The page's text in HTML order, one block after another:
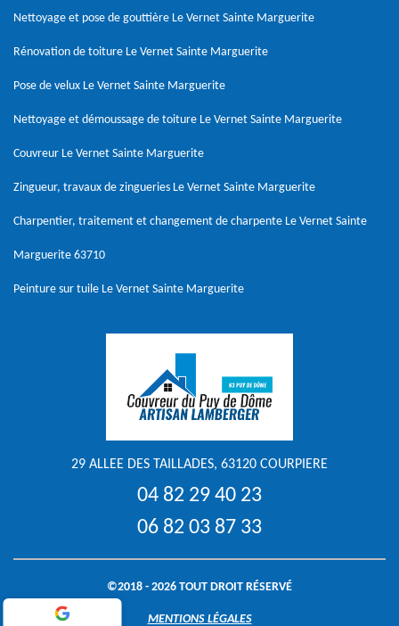
Nettoyage et pose de gouttière Le Vernet Sainte Marguerite
Rénovation de toiture Le Vernet Sainte Marguerite
Pose de velux Le Vernet Sainte Marguerite
Nettoyage et démoussage de toiture Le Vernet Sainte Marguerite
Couvreur Le Vernet Sainte Marguerite
Zingueur, travaux de zingueries Le Vernet Sainte Marguerite
Charpentier, traitement et changement de charpente Le Vernet Sainte
Marguerite 63710
Peinture sur tuile Le Vernet Sainte Marguerite
29 ALLEE DES TAILLADES, 63120 COURPIERE
04 82 29 40 23
06 82 03 87 33
©2018 - 2026 TOUT DROIT RÉSERVÉ
MENTIONS LÉGALES